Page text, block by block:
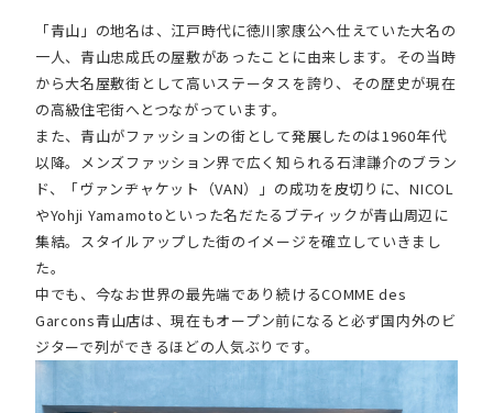
「青山」の地名は、江戸時代に徳川家康公へ仕えていた大名の
一人、青山忠成氏の屋敷があったことに由来します。その当時
から大名屋敷街として高いステータスを誇り、その歴史が現在
の高級住宅街へとつながっています。
また、青山がファッションの街として発展したのは1960年代
以降。メンズファッション界で広く知られる石津謙介のブラン
ド、「ヴァンヂャケット（VAN）」の成功を皮切りに、NICOL
やYohji Yamamotoといった名だたるブティックが青山周辺に
集結。スタイルアップした街のイメージを確立していきまし
た。
中でも、 今なお世界の最先端であり続けるCOMME des
Garcons青山店は、現在もオープン前になると必ず国内外のビ
ジターで列ができるほどの人気ぶりです。